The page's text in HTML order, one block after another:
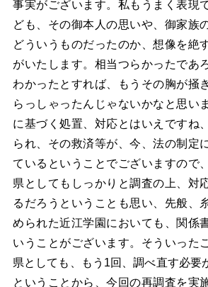
事実がございます。私もうまく表現
ども、その御本人の思いや、御家族
どういうものだったのか、想像を絶
がいたします。相当つらかったであ
わかったとすれば、もうその胸が掻
らっしゃったんじゃないかなと思い
に基づく処置、対応とはいえですね
られ、その救済等が、今、法の制定
ているということでございますので
県としてもしっかりと調査の上、対
るだろうということも思い、先般、
められた近江学園においても、関係
いうことがございます。そういった
県としても、もう1回、調べ直す必要
ということから、今回の再調査を実